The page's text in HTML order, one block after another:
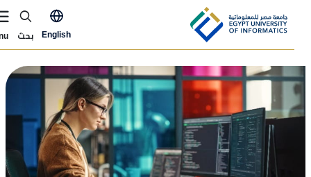
Now Menu
English بحث